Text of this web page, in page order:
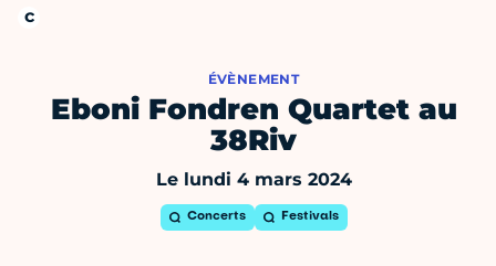
ÉVÈNEMENT
Eboni Fondren Quartet au
38Riv
Le lundi 4 mars 2024
Concerts Festivals